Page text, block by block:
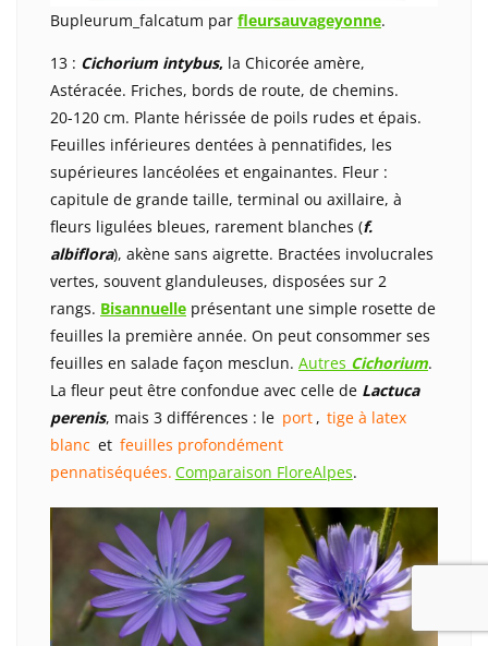
Bupleurum_falcatum par fleursauvageyonne.
13 : Cichorium intybus, la Chicorée amère,
Astéracée. Friches, bords de route, de chemins.
20-120 cm. Plante hérissée de poils rudes et épais.
Feuilles inférieures dentées à pennatifides, les
supérieures lancéolées et engainantes. Fleur :
capitule de grande taille, terminal ou axillaire, à
fleurs ligulées bleues, rarement blanches (f.
albiflora), akène sans aigrette. Bractées involucrales
vertes, souvent glanduleuses, disposées sur 2
rangs. Bisannuelle présentant une simple rosette de
feuilles la première année. On peut consommer ses
feuilles en salade façon mesclun. Autres Cichorium.
La fleur peut être confondue avec celle de Lactuca
perenis, mais 3 différences : le port , tige à latex
blanc et feuilles profondément
pennatiséquées. Comparaison FloreAlpes.